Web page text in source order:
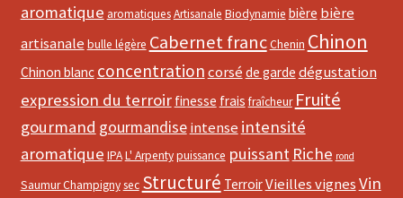
aromatique aromatiquesArtisanale Biodynamie bière bière
artisanale bulle légère Cabernet francChenin Chinon
Chinon blanc concentrationcorsé de garde dégustation
expression du terroir finesse frais fraîcheur Fruité
gourmand gourmandise intense intensité
aromatique IPAL' Arpentypuissance puissant Riche rond
Saumur Champignysec Structuré TerroirVieilles vignesVin